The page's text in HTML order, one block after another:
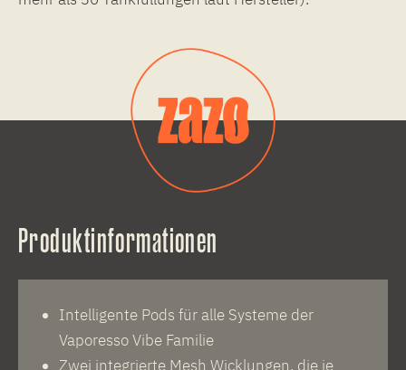
Produktinformationen
Intelligente Pods für alle Systeme der
Vaporesso Vibe Familie
Zwei integrierte Mesh Wicklungen, die je